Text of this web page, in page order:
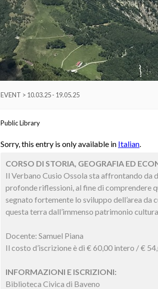
EVENT > 10.03.25 - 19.05.25
Public Library
Sorry, this entry is only available in Italian.
CORSO DI STORIA, GEOGRAFIA ED
Il Verbano Cusio Ossola sta affrontando
profonde riflessioni, al fine di comprendere
segnato fortemente lo sviluppo dell’area
questa terra dall’immenso patrimonio
Docente: Samuel Piana
Il costo d’iscrizione è di € 60,00 intero / €
INFORMAZIONI E ISCRIZIONI:
Biblioteca Civica di Baveno